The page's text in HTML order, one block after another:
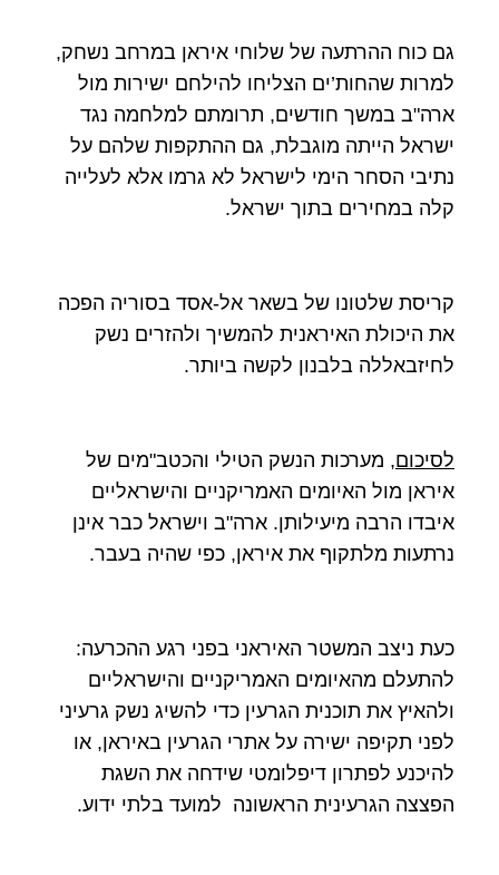
גם כוח ההרתעה של שלוחי איראן במרחב נשחק,
למרות שהחות’ים הצליחו להילחם ישירות מול
ארה"ב במשך חודשים, תרומתם למלחמה נגד
ישראל הייתה מוגבלת, גם ההתקפות שלהם על
נתיבי הסחר הימי לישראל לא גרמו אלא לעלייה
קלה במחירים בתוך ישראל.
קריסת שלטונו של בשאר אל-אסד בסוריה הפכה
את היכולת האיראנית להמשיך ולהזרים נשק
לחיזבאללה בלבנון לקשה ביותר.
לסיכום, מערכות הנשק הטילי והכטב"מים של
איראן מול האיומים האמריקניים והישראליים
איבדו הרבה מיעילותן. ארה"ב וישראל כבר אינן
נרתעות מלתקוף את איראן, כפי שהיה בעבר.
כעת ניצב המשטר האיראני בפני רגע ההכרעה:
להתעלם מהאיומים האמריקניים והישראליים
ולהאיץ את תוכנית הגרעין כדי להשיג נשק גרעיני
לפני תקיפה ישירה על אתרי הגרעין באיראן, או
להיכנע לפתרון דיפלומטי שידחה את השגת
הפצצה הגרעינית הראשונה למועד בלתי ידוע.